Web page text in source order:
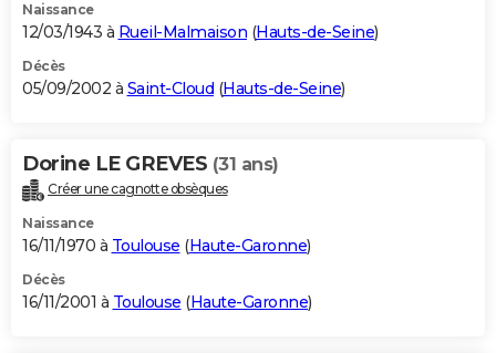
Naissance
12/03/1943 à Rueil-Malmaison (Hauts-de-Seine)
Décès
05/09/2002 à Saint-Cloud (Hauts-de-Seine)
Dorine LE GREVES (31 ans)
Créer une cagnotte obsèques
Naissance
16/11/1970 à Toulouse (Haute-Garonne)
Décès
16/11/2001 à Toulouse (Haute-Garonne)